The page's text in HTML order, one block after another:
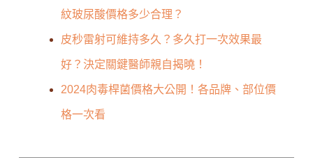
紋玻尿酸價格多少合理？
皮秒雷射可維持多久？多久打一次效果最
好？決定關鍵醫師親自揭曉！
2024肉毒桿菌價格大公開！各品牌、部位價
格一次看